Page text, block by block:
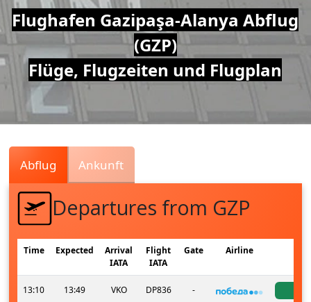
Air
Traffic
Live
Flughafen Gazipaşa-Alanya Abflug
(GZP)
Flüge, Flugzeiten und Flugplan
Abflug Ankunft
Departures from GZP
Time Expected
Arrival
IATA
Flight
IATA
Gate Airline
13:10 13:49 VKO DP836 -